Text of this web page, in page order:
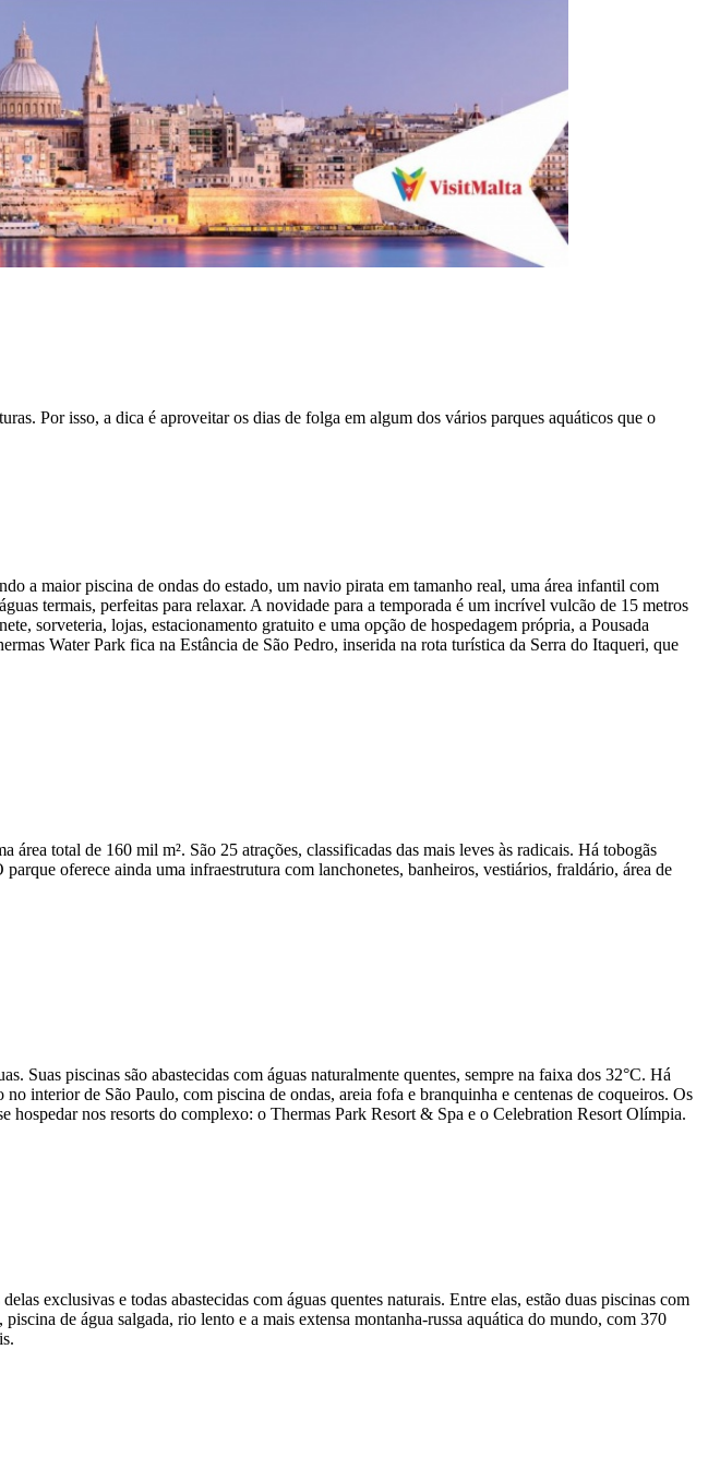
Por isso, a dica é aproveitar os dias de folga em algum dos vários parques aquáticos que o
a maior piscina de ondas do estado, um navio pirata em tamanho real, uma área infantil com
termais, perfeitas para relaxar. A novidade para a temporada é um incrível vulcão de 15 metros
sorveteria, lojas, estacionamento gratuito e uma opção de hospedagem própria, a Pousada
Water Park fica na Estância de São Pedro, inserida na rota turística da Serra do Itaqueri, que
total de 160 mil m². São 25 atrações, classificadas das mais leves às radicais. Há tobogãs
oferece ainda uma infraestrutura com lanchonetes, banheiros, vestiários, fraldário, área de
Suas piscinas são abastecidas com águas naturalmente quentes, sempre na faixa dos 32°C. Há
interior de São Paulo, com piscina de ondas, areia fofa e branquinha e centenas de coqueiros. Os
hospedar nos resorts do complexo: o Thermas Park Resort & Spa e o Celebration Resort Olímpia.
exclusivas e todas abastecidas com águas quentes naturais. Entre elas, estão duas piscinas com
de água salgada, rio lento e a mais extensa montanha-russa aquática do mundo, com 370